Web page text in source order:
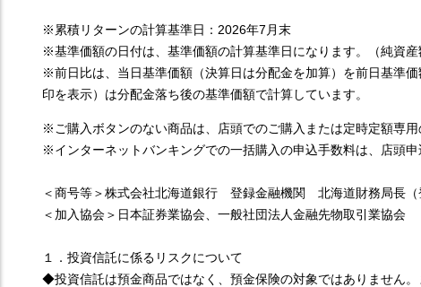
※累積リターンの計算基準日：2026年7月末
※基準価額の日付は、基準価額の計算基準日になります。（純資産
※前日比は、当日基準価額（決算日は分配金を加算）を前日基準
印を表示）は分配金落ち後の基準価額で計算しています。
※ご購入ボタンのない商品は、店頭でのご購入または定時定額専用
※インターネットバンキングでの一括購入の申込手数料は、店頭申
＜商号等＞株式会社北海道銀行 登録金融機関 北海道財務局長（
＜加入協会＞日本証券業協会、一般社団法人金融先物取引業協会
１．投資信託に係るリスクについて
◆投資信託は預金商品ではなく、預金保険の対象ではありません